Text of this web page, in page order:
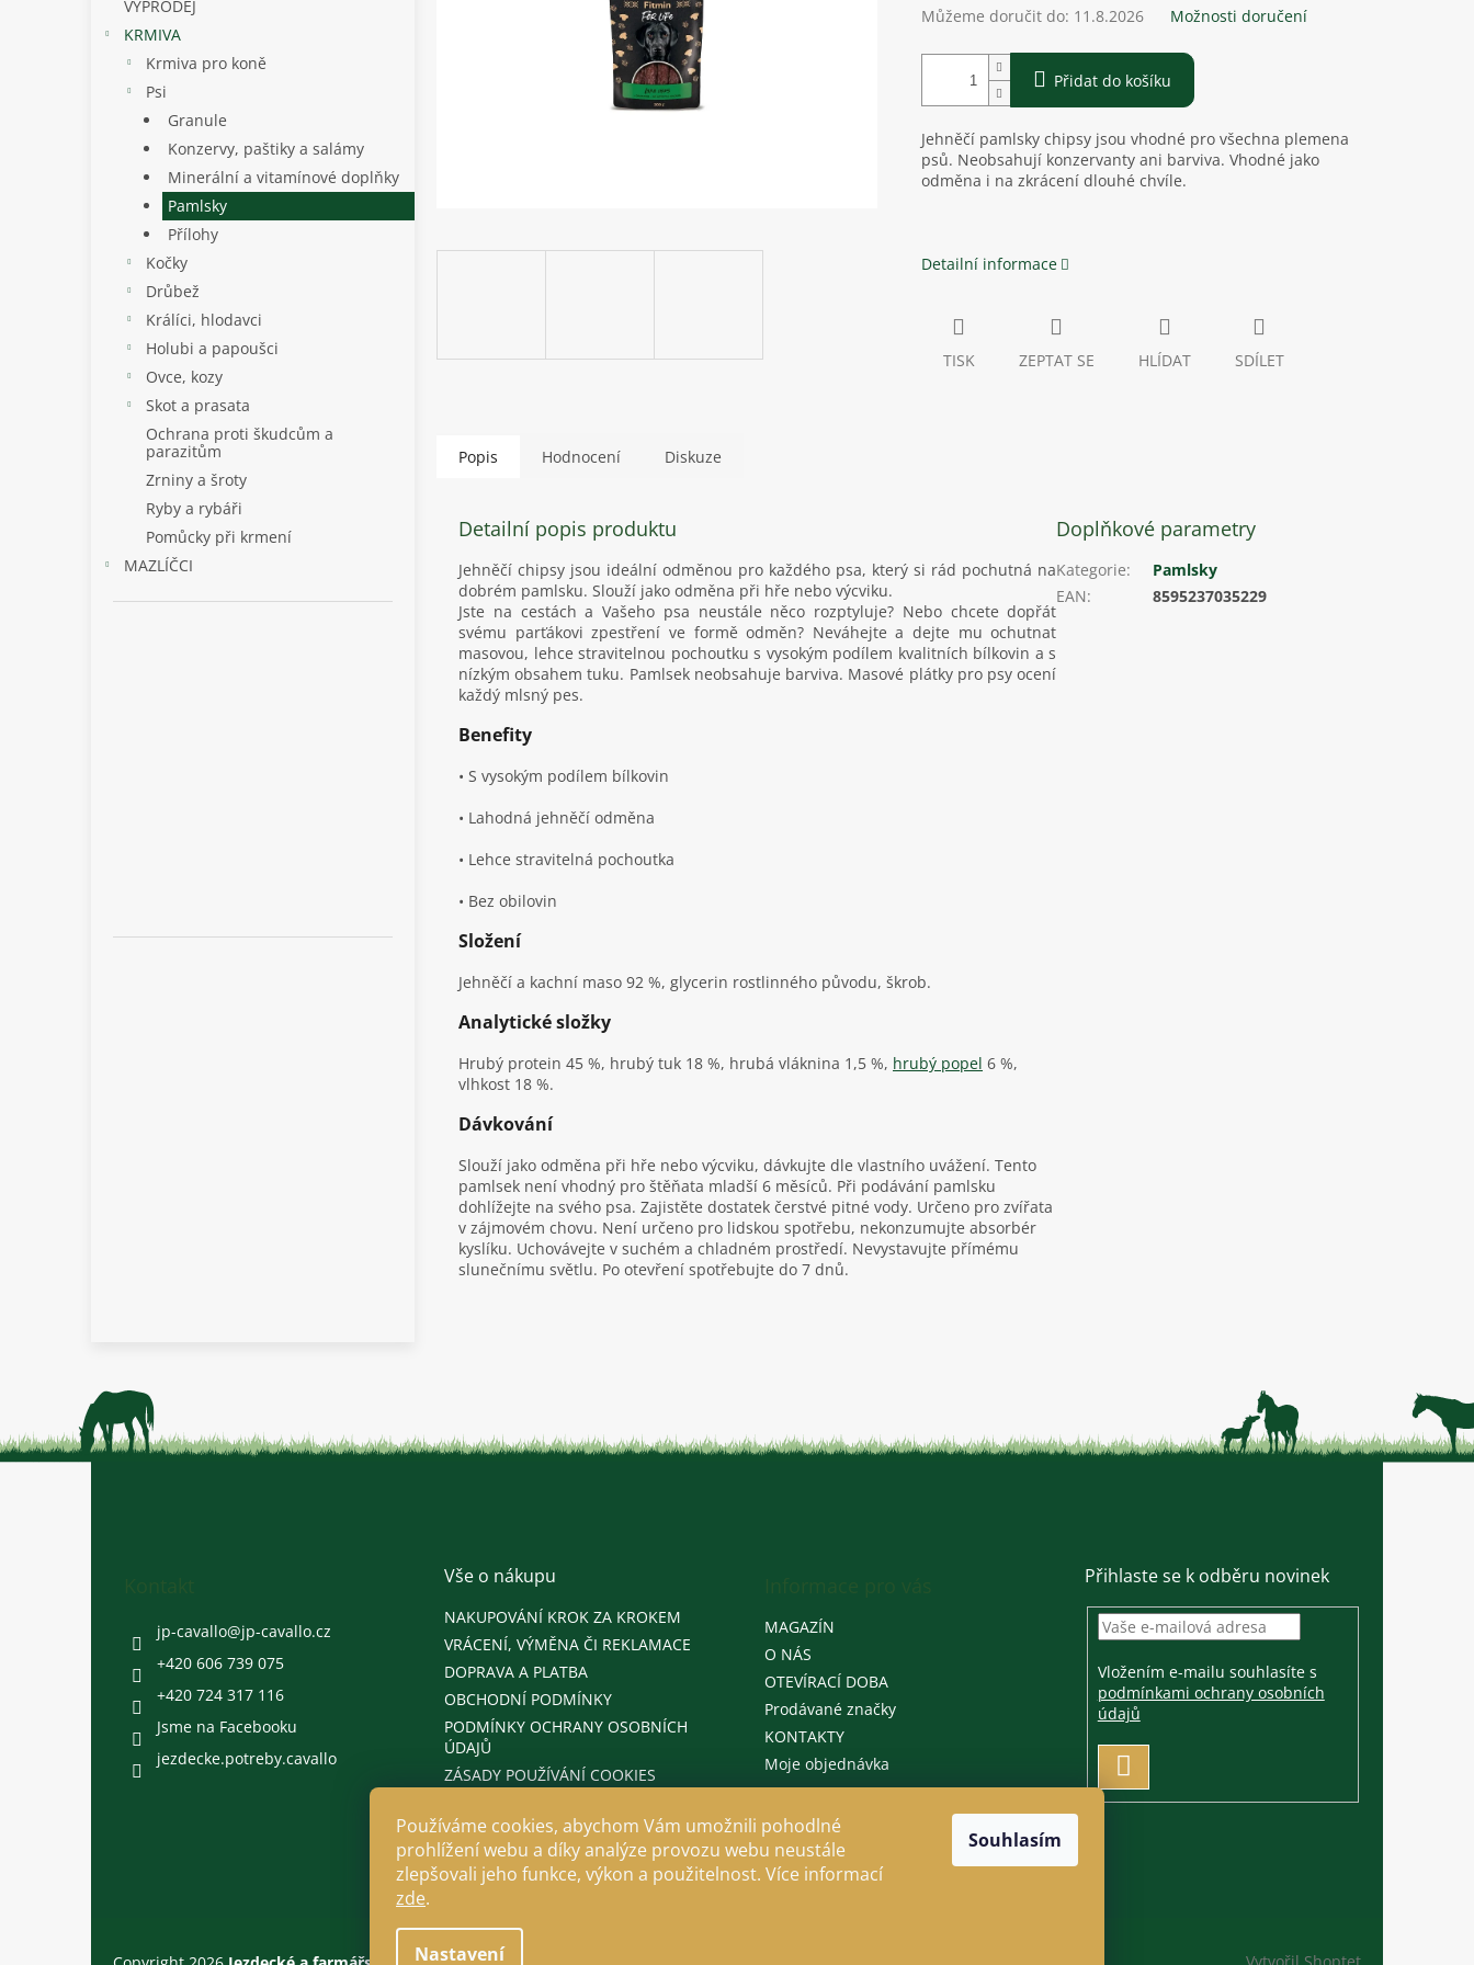
Používáme cookies, abychom Vám umožnili pohodlné
prohlížení webu a díky analýze provozu webu neustále
zlepšovali jeho funkce, výkon a použitelnost. Více informací
zde.
Nastavení
Souhlasím
VÝPRODEJ
KRMIVA
Krmiva pro koně
Psi
Granule
Konzervy, paštiky a salámy
Minerální a vitamínové doplňky
Pamlsky
Přílohy
Kočky
Drůbež
Králíci, hlodavci
Holubi a papoušci
Ovce, kozy
Skot a prasata
Ochrana proti škudcům a
parazitům
Zrniny a šroty
Ryby a rybáři
Pomůcky při krmení
MAZLÍČCI
Můžeme doručit do: 11.8.2026 Možnosti doručení
Přidat do košíku
Jehněčí pamlsky chipsy jsou vhodné pro všechna plemena
psů. Neobsahují konzervanty ani barviva. Vhodné jako
odměna i na zkrácení dlouhé chvíle.
Detailní informace
TISK ZEPTAT SE HLÍDAT SDÍLET
Popis Hodnocení Diskuze
Detailní popis produktu
Jehněčí chipsy jsou ideální odměnou pro každého psa, který si rád pochutná na
dobrém pamlsku. Slouží jako odměna při hře nebo výcviku.
Jste na cestách a Vašeho psa neustále něco rozptyluje? Nebo chcete dopřát
svému parťákovi zpestření ve formě odměn? Neváhejte a dejte mu ochutnat
masovou, lehce stravitelnou pochoutku s vysokým podílem kvalitních bílkovin a s
nízkým obsahem tuku. Pamlsek neobsahuje barviva. Masové plátky pro psy ocení
každý mlsný pes.
Benefity
• S vysokým podílem bílkovin
• Lahodná jehněčí odměna
• Lehce stravitelná pochoutka
• Bez obilovin
Složení
Jehněčí a kachní maso 92 %, glycerin rostlinného původu, škrob.
Analytické složky
Hrubý protein 45 %, hrubý tuk 18 %, hrubá vláknina 1,5 %, hrubý popel 6 %,
vlhkost 18 %.
Dávkování
Slouží jako odměna při hře nebo výcviku, dávkujte dle vlastního uvážení. Tento
pamlsek není vhodný pro štěňata mladší 6 měsíců. Při podávání pamlsku
dohlížejte na svého psa. Zajistěte dostatek čerstvé pitné vody. Určeno pro zvířata
v zájmovém chovu. Není určeno pro lidskou spotřebu, nekonzumujte absorbér
kyslíku. Uchovávejte v suchém a chladném prostředí. Nevystavujte přímému
slunečnímu světlu. Po otevření spotřebujte do 7 dnů.
Doplňkové parametry
Kategorie:
Pamlsky
EAN: 8595237035229
Z
jp-cavallo@jp-cavallo.cz
+420 606 739 075
+420 724 317 116
Jsme na Facebooku
jezdecke.potreby.cavallo
Vše o nákupu
NAKUPOVÁNÍ KROK ZA KROKEM
VRÁCENÍ, VÝMĚNA ČI REKLAMACE
DOPRAVA A PLATBA
OBCHODNÍ PODMÍNKY
PODMÍNKY OCHRANY OSOBNÍCH
ÚDAJŮ
ZÁSADY POUŽÍVÁNÍ COOKIES
MAGAZÍN
O NÁS
OTEVÍRACÍ DOBA
Prodávané značky
KONTAKTY
Moje objednávka
Přihlaste se k odběru novinek
Vložením e-mailu souhlasíte s
podmínkami ochrany osobních
údajů
SE
Vytvořil Shoptet